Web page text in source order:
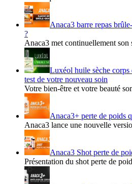
Anaca3 barre repas
?
Anaca3 met continuellement
Luxéol huile sèche corps
test de votre nouveau soin
Votre bien-être et votre beauté
Anaca3+ perte de poids
Anaca3 lance une nouvelle
Anaca3 Shot perte de
Présentation du shot perte de